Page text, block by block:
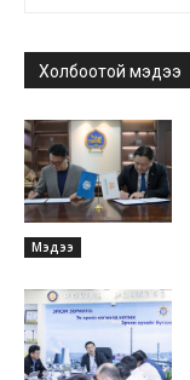
Холбоотой мэдээ
Мэдээ